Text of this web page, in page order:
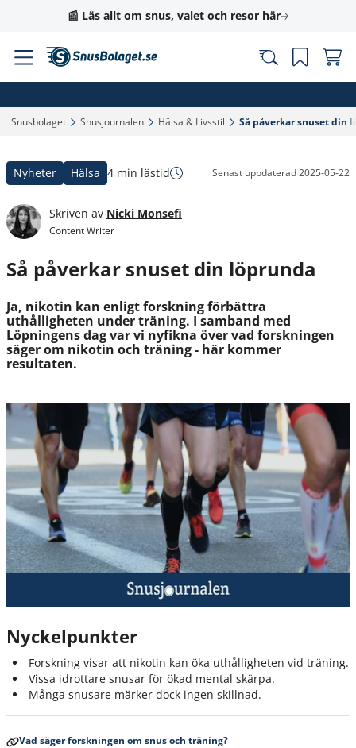
📰 Läs allt om snus, valet och resor här
Snusbolaget‎ Snusjournalen‎ Hälsa & Livsstil‎ Så påverkar snuset din
Nyheter Hälsa 4 min lästid Senast uppdaterad2025-05-22
Skriven av Nicki Monsefi
Content Writer
Så påverkar snuset din löprunda
Ja, nikotin kan enligt forskning förbättra
uthålligheten under träning. I samband med
Löpningens dag var vi nyfikna över vad forskningen
säger om nikotin och träning - här kommer
resultaten.
Nyckelpunkter
Forskning visar att nikotin kan öka uthålligheten vid träning.
Vissa idrottare snusar för ökad mental skärpa.
Många snusare märker dock ingen skillnad.
Vad säger forskningen om snus och träning?